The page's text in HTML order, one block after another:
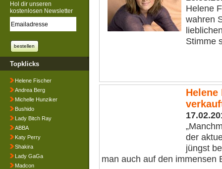
Hol dir unseren
kostenlosen Newsletter
Topklicks
Helene Fischer
Andrea Berg
Michelle Hunziker
Bushido
Lady Bitch Ray
ABBA
Katy Perry
Shakira
Lady GaGa
Madcon
Helene
wahren
Stimme
der
jüngst
man auch auf den immensen